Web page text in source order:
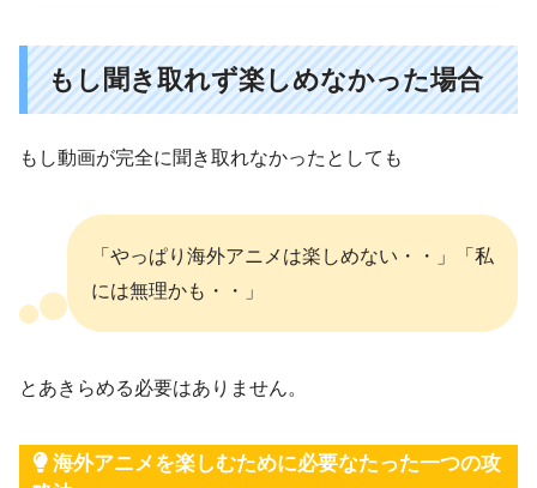
もし聞き取れず楽しめなかった場合
もし動画が完全に聞き取れなかったとしても
「やっぱり海外アニメは楽しめない・・」「私
には無理かも・・」
とあきらめる必要はありません。
海外アニメを楽しむために必要なたった一つの攻